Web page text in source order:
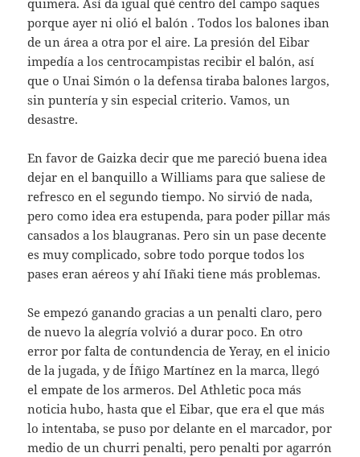
porque ayer ni olió el balón . Todos los balones iban
de un área a otra por el aire. La presión del Eibar
impedía a los centrocampistas recibir el balón, así
que o Unai Simón o la defensa tiraba balones largos,
sin puntería y sin especial criterio. Vamos, un
desastre.
En favor de Gaizka decir que me pareció buena idea
dejar en el banquillo a Williams para que saliese de
refresco en el segundo tiempo. No sirvió de nada,
pero como idea era estupenda, para poder pillar más
cansados a los blaugranas. Pero sin un pase decente
es muy complicado, sobre todo porque todos los
pases eran aéreos y ahí Iñaki tiene más problemas.
Se empezó ganando gracias a un penalti claro, pero
de nuevo la alegría volvió a durar poco. En otro
error por falta de contundencia de Yeray, en el inicio
de la jugada, y de Íñigo Martínez en la marca, llegó
el empate de los armeros. Del Athletic poca más
noticia hubo, hasta que el Eibar, que era el que más
lo intentaba, se puso por delante en el marcador, por
medio de un churri penalti, pero penalti por agarrón